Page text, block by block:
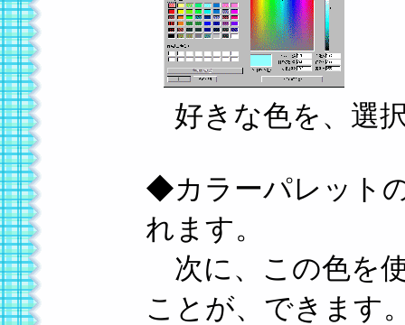
好きな色を、選
◆カラーパレット
れます。
次に、この色を
ことが、できます